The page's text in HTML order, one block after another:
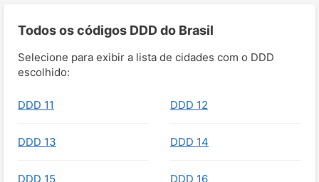
Todos os códigos DDD do Brasil
Selecione para exibir a lista de cidades com o DDD
escolhido:
DDD 11 DDD 12
DDD 13 DDD 14
DDD 15 DDD 16